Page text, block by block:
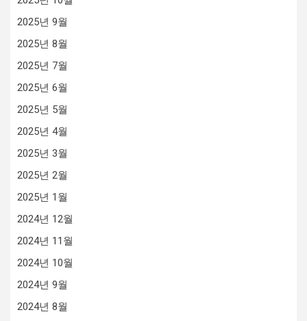
2025년 9월
2025년 8월
2025년 7월
2025년 6월
2025년 5월
2025년 4월
2025년 3월
2025년 2월
2025년 1월
2024년 12월
2024년 11월
2024년 10월
2024년 9월
2024년 8월